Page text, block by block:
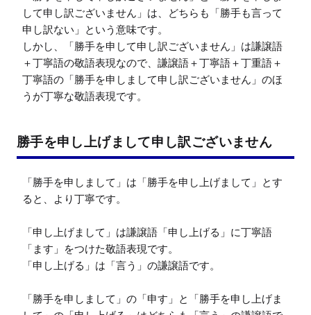
して申し訳ございません」は、どちらも「勝手も言って
申し訳ない」という意味です。
しかし、「勝手を申して申し訳ございません」は謙譲語
＋丁寧語の敬語表現なので、謙譲語＋丁寧語＋丁重語＋
丁寧語の「勝手を申しまして申し訳ございません」のほ
うが丁寧な敬語表現です。
勝手を申し上げまして申し訳ございません
「勝手を申しまして」は「勝手を申し上げまして」とす
ると、より丁寧です。
「申し上げまして」は謙譲語「申し上げる」に丁寧語
「ます」をつけた敬語表現です。
「申し上げる」は「言う」の謙譲語です。
「勝手を申しまして」の「申す」と「勝手を申し上げま